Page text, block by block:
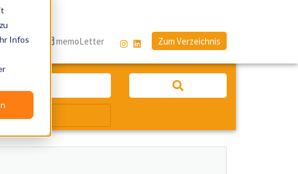
Infos
Blog memoLetter Zum Verzeichnis